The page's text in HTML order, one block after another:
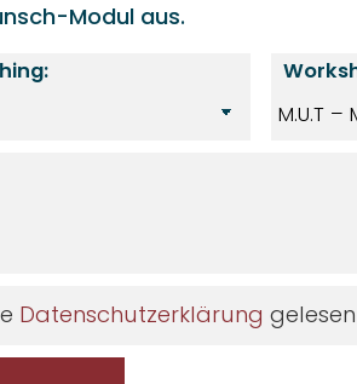
Modul aus.
Datenschutzerklärung